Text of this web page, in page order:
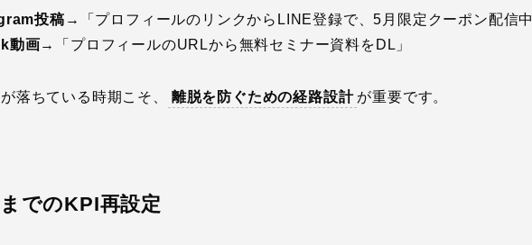
投稿 →「プロフィールのリンクからLINE登録で、5月限定クーポン配信
動画→「プロフィールのURLから無料セミナー資料をDL」
落ちている時期こそ、 離脱を防ぐための経路設計 が重要です。
でのKPI再設定